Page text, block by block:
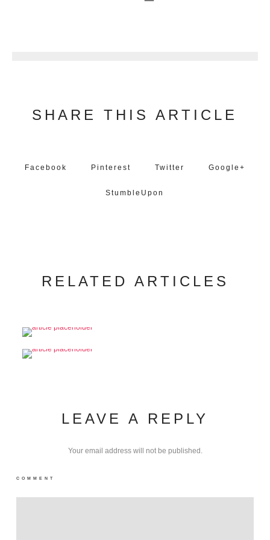
SHARE THIS ARTICLE
Facebook Pinterest Twitter Google+
StumbleUpon
RELATED ARTICLES
LEAVE A REPLY
Your email address will not be published.
COMMENT